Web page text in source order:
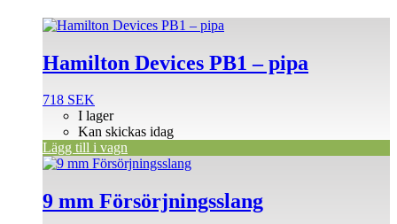
Hamilton Devices PB1 – pipa
718 SEK
I lager
Kan skickas idag
Lägg till i vagn
9 mm Försörjningsslang
Den
produkten
har